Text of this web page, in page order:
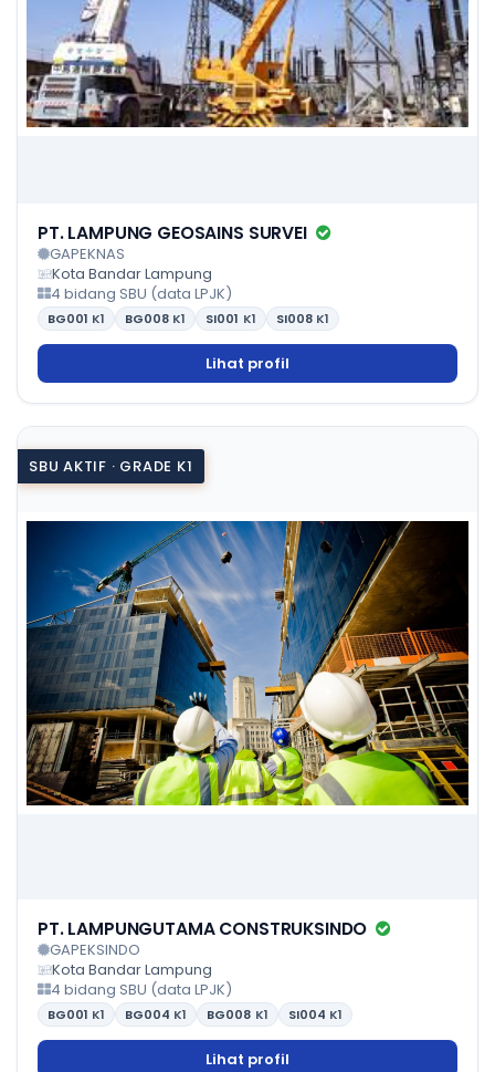
PT. LAMPUNG GEOSAINS SURVEI
GAPEKNAS
Kota Bandar Lampung
4 bidang SBU (data LPJK)
BG001 K1 BG008 K1 SI001 K1 SI008 K1
Lihat profil
SBU AKTIF · GRADE K1
PT. LAMPUNGUTAMA CONSTRUKSINDO
GAPEKSINDO
Kota Bandar Lampung
4 bidang SBU (data LPJK)
BG001 K1 BG004 K1 BG008 K1 SI004 K1
Lihat profil